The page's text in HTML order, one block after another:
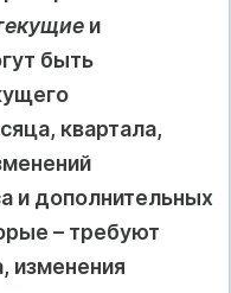
и
быть
квартала,
и дополнительных
– требуют
изменения